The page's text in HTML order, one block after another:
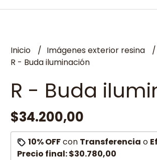
Inicio
Imágenes exterior resina
R - Buda iluminación
R - Buda
$34.200,00
10% OFFcon Transferencia o
Precio final:$30.780,00